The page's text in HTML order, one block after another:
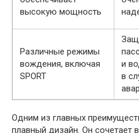
высокую мощность
Различные режимы
вождения, включая
SPORT
и
в
Одним из главных
плавный дизайн. Он сочетает